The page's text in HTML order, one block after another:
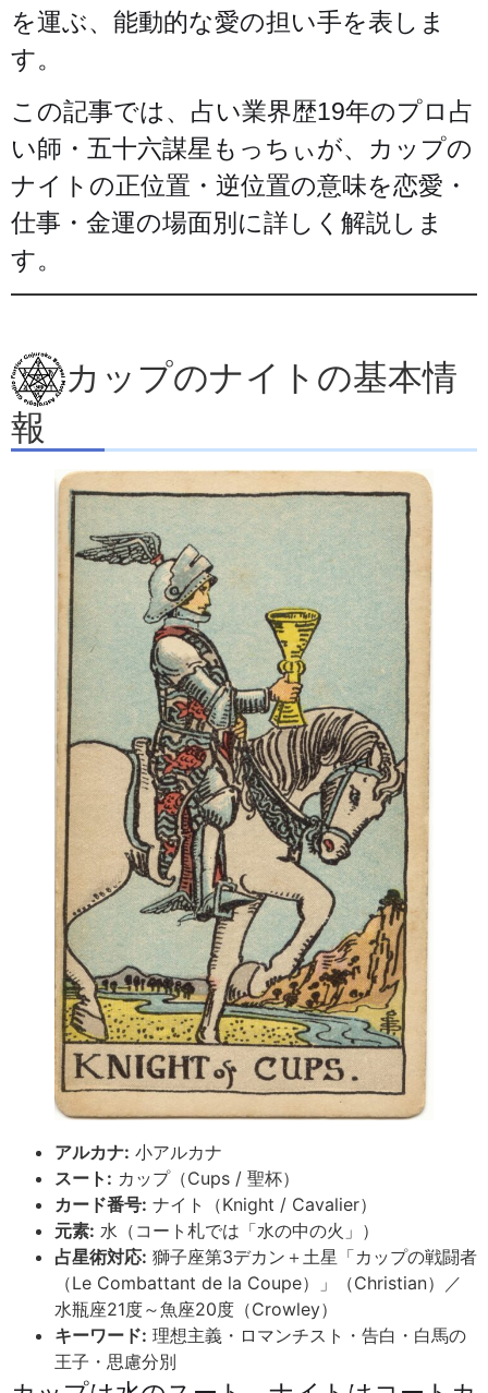
を運ぶ、能動的な愛の担い手を表しま
す。
この記事では、占い業界歴19年のプロ占
い師・五十六謀星もっちぃが、カップの
ナイトの正位置・逆位置の意味を恋愛・
仕事・金運の場面別に詳しく解説しま
す。
カップのナイトの基本情
報
アルカナ: 小アルカナ
スート: カップ（Cups / 聖杯）
カード番号: ナイト（Knight / Cavalier）
元素: 水（コート札では「水の中の火」）
占星術対応: 獅子座第3デカン＋土星「カップの戦闘者
（Le Combattant de la Coupe）」（Christian）／
水瓶座21度～魚座20度（Crowley）
キーワード: 理想主義・ロマンチスト・告白・白馬の
王子・思慮分別